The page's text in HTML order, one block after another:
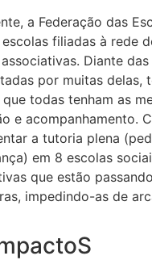
a Federação das
filiadas à rede
Diante
por muitas
todas tenham as
e acompanhamento.
a tutoria plena
em 8 escolas
que estão
impedindo-as de